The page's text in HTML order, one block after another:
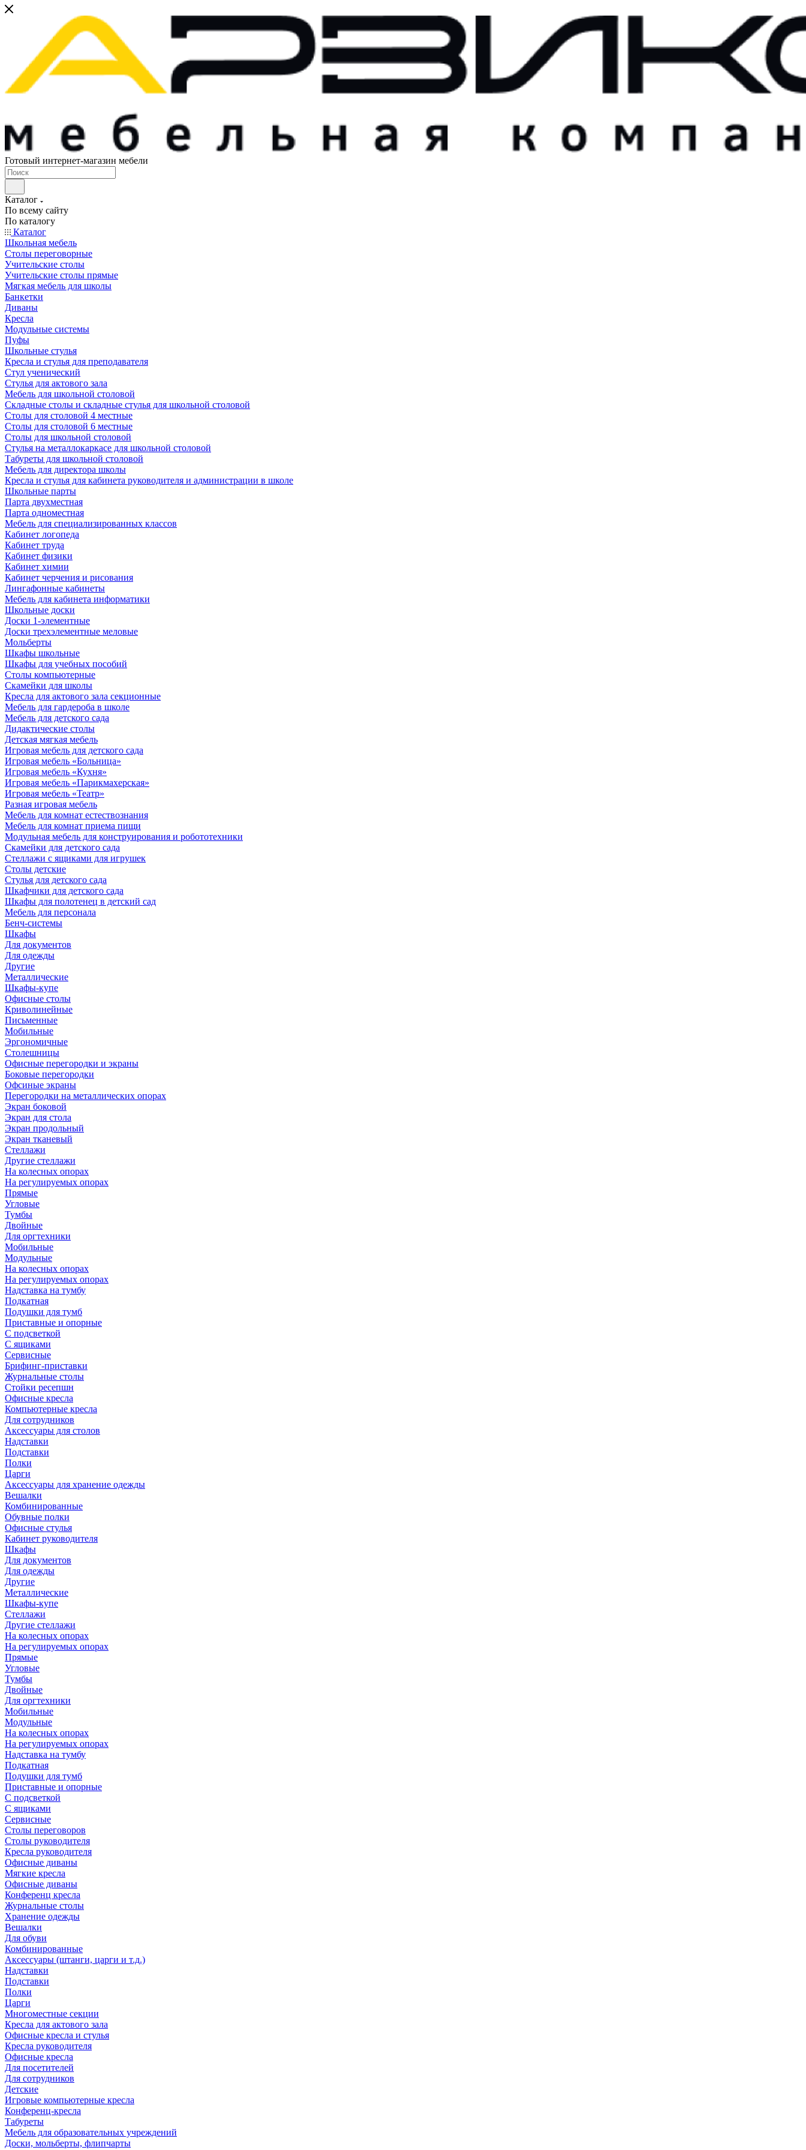
Готовый интернет-магазин мебели
Каталог
По всему сайту
По каталогу
Каталог
Школьная мебель
Столы переговорные
Учительские столы
Учительские столы прямые
Мягкая мебель для школы
Банкетки
Диваны
Кресла
Модульные системы
Пуфы
Школьные стулья
Кресла и стулья для преподавателя
Стул ученический
Стулья для актового зала
Мебель для школьной столовой
Складные столы и складные стулья для школьной столовой
Столы для столовой 4 местные
Столы для столовой 6 местные
Столы для школьной столовой
Стулья на металлокаркасе для школьной столовой
Табуреты для школьной столовой
Мебель для директора школы
Кресла и стулья для кабинета руководителя и администрации в школе
Школьные парты
Парта двухместная
Парта одноместная
Мебель для специализированных классов
Кабинет логопеда
Кабинет труда
Кабинет физики
Кабинет химии
Кабинет черчения и рисования
Лингафонные кабинеты
Мебель для кабинета информатики
Школьные доски
Доски 1-элементные
Доски трехэлементные меловые
Мольберты
Шкафы школьные
Шкафы для учебных пособий
Столы компьютерные
Скамейки для школы
Кресла для актового зала секционные
Мебель для гардероба в школе
Мебель для детского сада
Дидактические столы
Детская мягкая мебель
Игровая мебель для детского сада
Игровая мебель «Больница»
Игровая мебель «Кухня»
Игровая мебель «Парикмахерская»
Игровая мебель «Театр»
Разная игровая мебель
Мебель для комнат естествознания
Мебель для комнат приема пищи
Модульная мебель для конструирования и робототехники
Скамейки для детского сада
Стеллажи с ящиками для игрушек
Столы детские
Стулья для детского сада
Шкафчики для детского сада
Шкафы для полотенец в детский сад
Мебель для персонала
Бенч-системы
Шкафы
Для документов
Для одежды
Другие
Металлические
Шкафы-купе
Офисные столы
Криволинейные
Письменные
Мобильные
Эргономичные
Столешницы
Офисные перегородки и экраны
Боковые перегородки
Офсиные экраны
Перегородки на металлических опорах
Экран боковой
Экран для стола
Экран продольный
Экран тканевый
Стеллажи
Другие стеллажи
На колесных опорах
На регулируемых опорах
Прямые
Угловые
Тумбы
Двойные
Для оргтехники
Мобильные
Модульные
На колесных опорах
На регулируемых опорах
Надставка на тумбу
Подкатная
Подушки для тумб
Приставные и опорные
С подсветкой
С ящиками
Сервисные
Брифинг-приставки
Журнальные столы
Стойки ресепшн
Офисные кресла
Компьютерные кресла
Для сотрудников
Аксессуары для столов
Надставки
Подставки
Полки
Царги
Аксессуары для хранение одежды
Вешалки
Комбинированные
Обувные полки
Офисные стулья
Кабинет руководителя
Шкафы
Для документов
Для одежды
Другие
Металлические
Шкафы-купе
Стеллажи
Другие стеллажи
На колесных опорах
На регулируемых опорах
Прямые
Угловые
Тумбы
Двойные
Для оргтехники
Мобильные
Модульные
На колесных опорах
На регулируемых опорах
Надставка на тумбу
Подкатная
Подушки для тумб
Приставные и опорные
С подсветкой
С ящиками
Сервисные
Столы переговоров
Столы руководителя
Кресла руководителя
Офисные диваны
Мягкие кресла
Офисные диваны
Конференц кресла
Журнальные столы
Хранение одежды
Вешалки
Для обуви
Комбинированные
Аксессуары (штанги, царги и т.д.)
Надставки
Подставки
Полки
Царги
Многоместные секции
Кресла для актового зала
Офисные кресла и стулья
Кресла руководителя
Офисные кресла
Для посетителей
Для сотрудников
Детские
Игровые компьютерные кресла
Конференц-кресла
Табуреты
Мебель для образовательных учреждений
Доски, мольберты, флипчарты